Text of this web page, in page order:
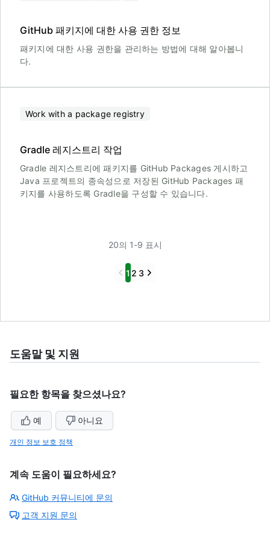
GitHub 패키지에 대한 사용 권한 정보
패키지에 대한 사용 권한을 관리하는 방법에 대해 알아봅니
다.
Work with a package registry
Gradle 레지스트리 작업
Gradle 레지스트리에 패키지를 GitHub Packages 게시하고
Java 프로젝트의 종속성으로 저장된 GitHub Packages 패
키지를 사용하도록 Gradle을 구성할 수 있습니다.
20의 1-9 표시
Previous
1 2 3 Next
도움말 및 지원
필요한 항목을 찾으셨나요?
예 아니요
개인 정보 보호 정책
계속 도움이 필요하세요?
GitHub 커뮤니티에 문의
고객 지원 문의